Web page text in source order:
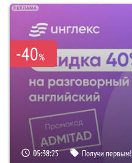
-40%
05:38:24 Получи первым!